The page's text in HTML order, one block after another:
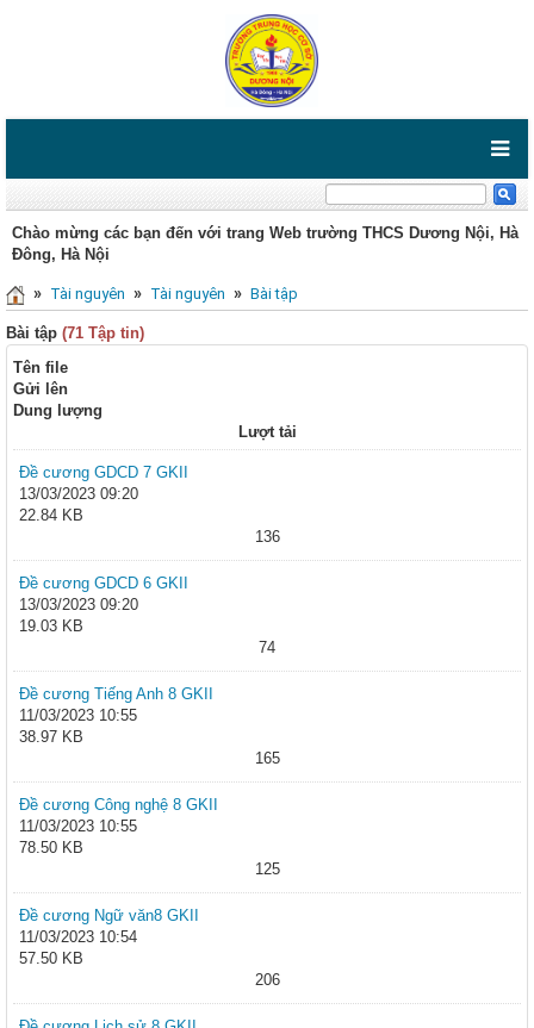
Chào mừng các bạn đến với trang Web trường THCS Dương Nội, Hà
Đông, Hà Nội
» Tài nguyên » Tài nguyên » Bài tập
Bài tập (71 Tập tin)
Tên file
Gửi lên
Dung lượng
Lượt tải
Đề cương GDCD 7 GKII
13/03/2023 09:20
22.84 KB
136
Đề cương GDCD 6 GKII
13/03/2023 09:20
19.03 KB
74
Đề cương Tiếng Anh 8 GKII
11/03/2023 10:55
38.97 KB
165
Đề cương Công nghệ 8 GKII
11/03/2023 10:55
78.50 KB
125
Đề cương Ngữ văn8 GKII
11/03/2023 10:54
57.50 KB
206